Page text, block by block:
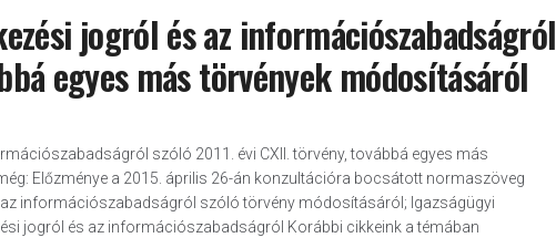
jogról és az információszabadságról
egyes más törvények módosításáról
szóló 2011. évi CXII. törvény, továbbá egyes más
Előzménye a 2015. április 26-án konzultációra bocsátott normaszöveg
információszabadságról szóló törvény módosításáról; Igazságügyi
jogról és az információszabadságról Korábbi cikkeink a témában